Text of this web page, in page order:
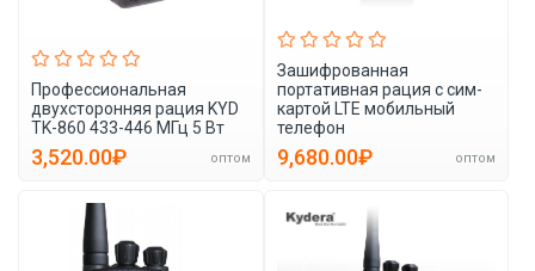
Профессиональная
двухсторонняя рация KYD
TK-860 433-446 МГц 5 Вт
3,520.00₽ оптом
Зашифрованная
портативная рация с сим-
картой LTE мобильный
телефон
9,680.00₽ оптом